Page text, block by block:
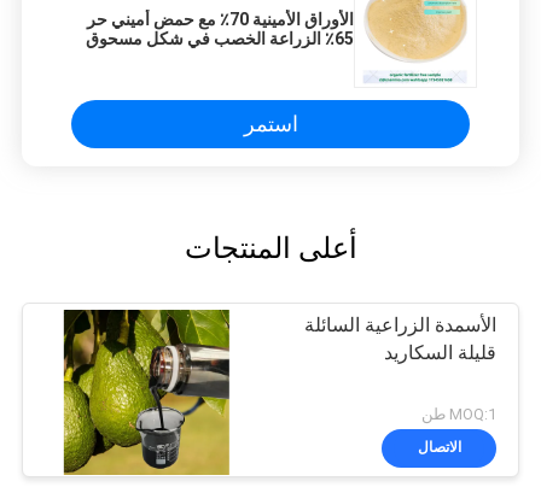
الأوراق الأمينية 70٪ مع حمض أميني حر
65٪ الزراعة الخصب في شكل مسحوق
استمر
أعلى المنتجات
الأسمدة الزراعية السائلة
قليلة السكاريد
MOQ:1 طن
الاتصال